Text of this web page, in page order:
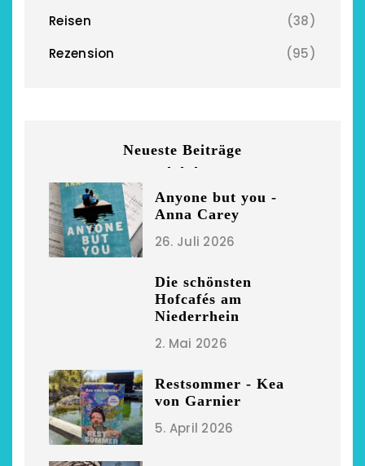
Reisen
(38)
Rezension
(95)
Neueste Beiträge
Anyone but you -
Anna Carey
26. Juli 2026
Die schönsten
Hofcafés am
Niederrhein
2. Mai 2026
Restsommer - Kea
von Garnier
5. April 2026